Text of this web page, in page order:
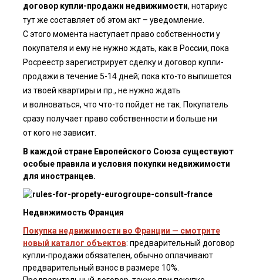
договор купли-продажи недвижимости, нотариус
тут же составляет об этом акт – уведомление.
С этого момента наступает право собственности у
покупателя и ему не нужно ждать, как в России, пока
Росреестр зарегистрирует сделку и договор купли-
продажи в течение 5-14 дней; пока кто-то выпишется
из твоей квартиры и пр., не нужно ждать
и волноваться, что что-то пойдет не так. Покупатель
сразу получает право собственности и больше ни
от кого не зависит.
В каждой стране Европейского Союза существуют
особые правила и условия покупки недвижимости
для иностранцев.
Недвижимость Франция
Покупка недвижимости во Франции — смотрите
новый каталог объектов: предварительный договор
купли-продажи обязателен, обычно оплачивают
предварительный взнос в размере 10%.